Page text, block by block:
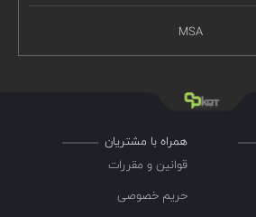
MSA
همراه با مشتریان
قوانین و مقررات
حریم خصوصی